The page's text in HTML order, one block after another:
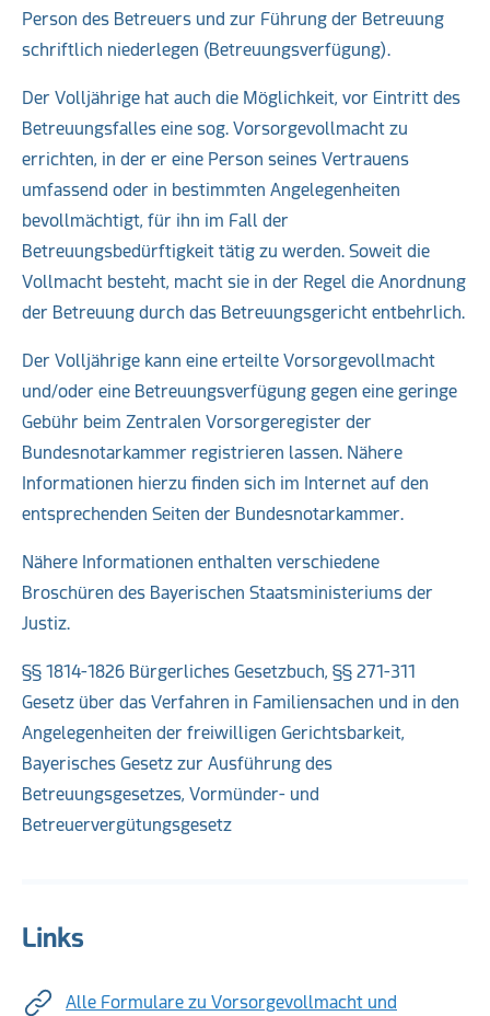
Person des Betreuers und zur Führung der Betreuung
schriftlich niederlegen (Betreuungsverfügung).
Der Volljährige hat auch die Möglichkeit, vor Eintritt des
Betreuungsfalles eine sog. Vorsorgevollmacht zu
errichten, in der er eine Person seines Vertrauens
umfassend oder in bestimmten Angelegenheiten
bevollmächtigt, für ihn im Fall der
Betreuungsbedürftigkeit tätig zu werden. Soweit die
Vollmacht besteht, macht sie in der Regel die Anordnung
der Betreuung durch das Betreuungsgericht entbehrlich.
Der Volljährige kann eine erteilte Vorsorgevollmacht
und/oder eine Betreuungsverfügung gegen eine geringe
Gebühr beim Zentralen Vorsorgeregister der
Bundesnotarkammer registrieren lassen. Nähere
Informationen hierzu finden sich im Internet auf den
entsprechenden Seiten der Bundesnotarkammer.
Nähere Informationen enthalten verschiedene
Broschüren des Bayerischen Staatsministeriums der
Justiz.
§§ 1814-1826 Bürgerliches Gesetzbuch, §§ 271-311
Gesetz über das Verfahren in Familiensachen und in den
Angelegenheiten der freiwilligen Gerichtsbarkeit,
Bayerisches Gesetz zur Ausführung des
Betreuungsgesetzes, Vormünder- und
Betreuervergütungsgesetz
Links
Alle Formulare zu Vorsorgevollmacht und